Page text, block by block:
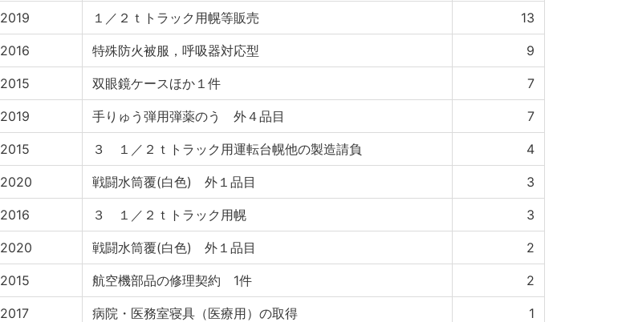
2019 １／２ｔトラック用幌等販売 13
2016 特殊防火被服，呼吸器対応型 9
2015 双眼鏡ケースほか１件 7
2019 手りゅう弾用弾薬のう 外４品目 7
2015 ３ １／２ｔトラック用運転台幌他の製造請負 4
2020 戦闘水筒覆(白色) 外１品目 3
2016 ３ １／２ｔトラック用幌 3
2020 戦闘水筒覆(白色) 外１品目 2
2015 航空機部品の修理契約 1件 2
2017 病院・医務室寝具（医療用）の取得 1